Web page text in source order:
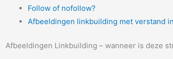
Follow of nofollow?
Afbeeldingen linkbuilding met verstand
Afbeeldingen Linkbuilding – wanneer is deze